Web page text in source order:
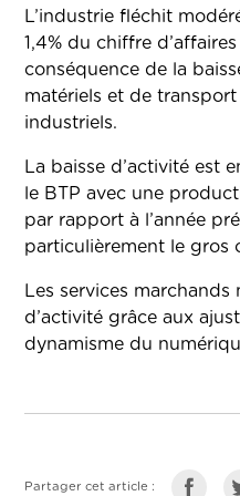
L’industrie fléchit
1,4% du chiffre
conséquence de la
matériels et de
industriels.
La baisse d’activité est
le BTP avec une
par rapport à l’année
particulièrement le gros
Les services marchands
d’activité grâce aux
dynamisme du
Partager cet article :